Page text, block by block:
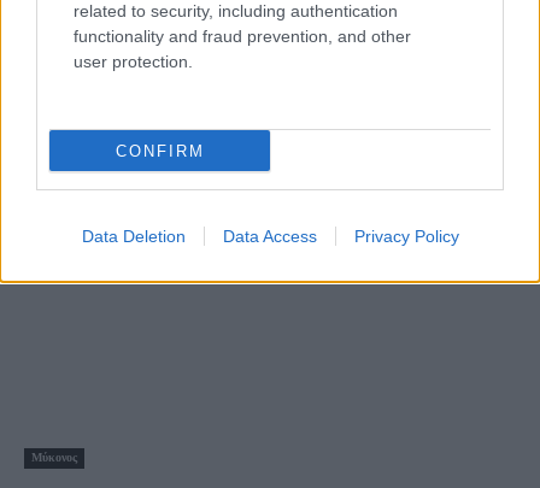
related to security, including authentication
functionality and fraud prevention, and other
user protection.
CONFIRM
Data Deletion Data Access Privacy Policy
7 Αυγούστου 2019, 15:49
Μύκονος